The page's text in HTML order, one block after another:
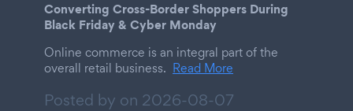
Converting Cross-Border Shoppers During
Black Friday & Cyber Monday
Online commerce is an integral part of the
overall retail business. Read More
Posted by on 2026-08-07